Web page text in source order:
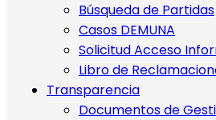
Búsqueda de Partidas
Casos DEMUNA
Solicitud Acceso
Libro de
Transparencia
Documentos de